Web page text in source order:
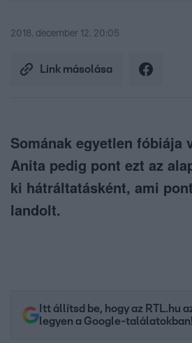
2018. december 12. 20:05
Link másolása
Somának egyetlen fóbiája
Anita pedig pont ezt az
ki hátráltatásként, ami
landolt.
Itt állítsd be, hogy az RTL.hu
legyen a Google-találatokban!